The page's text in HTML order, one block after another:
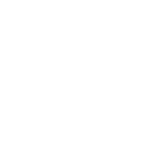
ist
jederzeit widerrufen
von
gegen die
sich der